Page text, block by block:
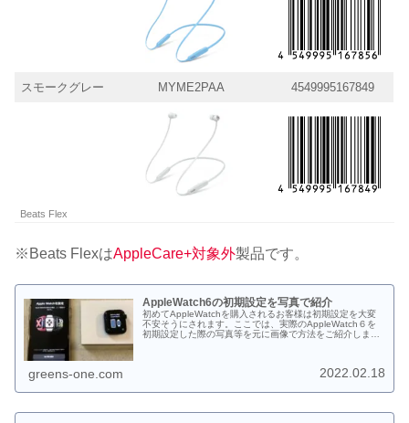
スモークグレー MYME2PAA 4549995167849
Beats Flex
※Beats FlexはAppleCare+対象外製品です。
AppleWatch6の初期設定を写真で紹介
初めてAppleWatchを購入されるお客様は初期設定を大変
不安そうにされます。ここでは、実際のAppleWatch６を
初期設定した際の写真等を元に画像で方法をご紹介しま
greens-one.com 2022.02.18